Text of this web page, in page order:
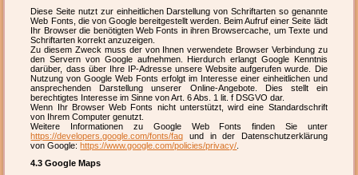
Diese Seite nutzt zur einheitlichen Darstellung von Schriftarten so genannte
Web Fonts, die von Google bereitgestellt werden. Beim Aufruf einer Seite lädt
Ihr Browser die benötigten Web Fonts in ihren Browsercache, um Texte und
Schriftarten korrekt anzuzeigen.
Zu diesem Zweck muss der von Ihnen verwendete Browser Verbindung zu
den Servern von Google aufnehmen. Hierdurch erlangt Google Kenntnis
darüber, dass über Ihre IP-Adresse unsere Website aufgerufen wurde. Die
Nutzung von Google Web Fonts erfolgt im Interesse einer einheitlichen und
ansprechenden Darstellung unserer Online-Angebote. Dies stellt ein
berechtigtes Interesse im Sinne von Art. 6 Abs. 1 lit. f DSGVO dar.
Wenn Ihr Browser Web Fonts nicht unterstützt, wird eine Standardschrift
von Ihrem Computer genutzt.
Weitere Informationen zu Google Web Fonts finden Sie unter
https://developers.google.com/fonts/faq und in der Datenschutzerklärung
von Google: https://www.google.com/policies/privacy/
4.3 Google Maps